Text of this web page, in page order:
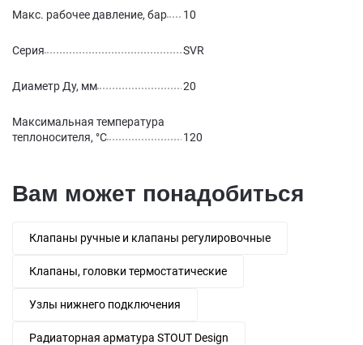
Макс. рабочее давление, бар 10
Серия SVR
Диаметр Ду, мм 20
Максимальная температура
теплоносителя, °С
120
Вам может понадобиться
Клапаны ручные и клапаны регулировочные
Клапаны, головки термостатические
Узлы нижнего подключения
Радиаторная арматура STOUT Design